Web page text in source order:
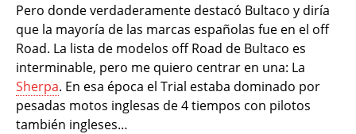
Pero donde verdaderamente destacó Bultaco y diría
que la mayoría de las marcas españolas fue en el off
Road. La lista de modelos off Road de Bultaco es
interminable, pero me quiero centrar en una: La
Sherpa. En esa época el Trial estaba dominado por
pesadas motos inglesas de 4 tiempos con pilotos
también ingleses…